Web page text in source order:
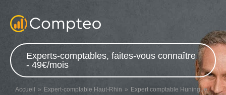
Experts-comptables, faites-vous connaître
- 49€/mois
Accueil Expert-comptable Haut-Rhin Expert comptable Huningue